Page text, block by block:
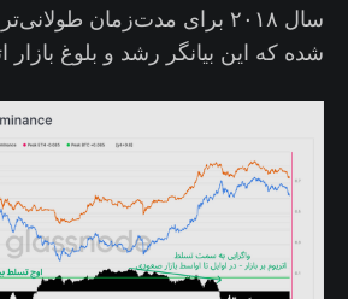
سال ۲۰۱۸ برای مدت‌زمان
شده که این بیانگر رشد و بلوغ